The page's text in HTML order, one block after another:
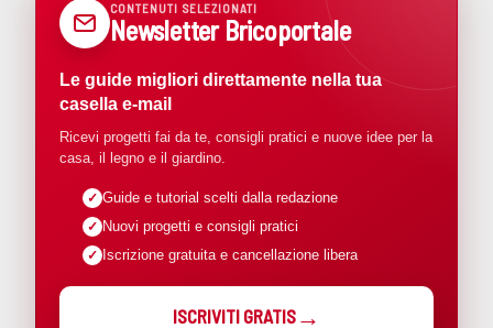
CONTENUTI SELEZIONATI
Newsletter Bricoportale
Le guide migliori direttamente nella tua
casella e-mail
Ricevi progetti fai da te, consigli pratici e nuove idee per la
casa, il legno e il giardino.
Guide e tutorial scelti dalla redazione
Nuovi progetti e consigli pratici
Iscrizione gratuita e cancellazione libera
ISCRIVITI GRATIS